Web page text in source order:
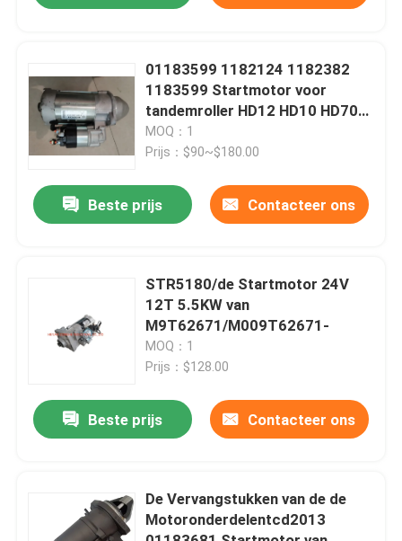
Producten
Video's
Ongeveer ons
Kwaliteitscontrole
Nieuws
Graafwerktuig Spare Part
01183599 1182124 1182382
1183599 Startmotor voor
tandemroller HD12 HD10 HD70
HD75 Motor
MOQ：1
Prijs：$90~$180.00
Beste prijs Contacteer ons
STR5180/de Startmotor 24V
12T 5.5KW van
M9T62671/M009T62671-
MOQ：1
Prijs：$128.00
Beste prijs Contacteer ons
De Vervangstukken van de de
Motoronderdelentcd2013